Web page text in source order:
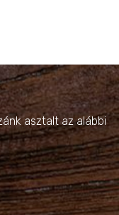
asztalt az alábbi